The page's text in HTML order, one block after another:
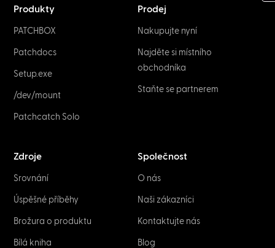
Produkty
PATCHBOX
Patchdocs
Setup.exe
/dev/mount
Patchcatch Solo
Prodej
Nakupujte nyní
Najděte si místního
obchodníka
Staňte se partnerem
Zdroje
Srovnání
Úspěšné příběhy
Brožura o produktu
Bílá kniha
Společnost
O nás
Naši zákazníci
Kontaktujte nás
Blog